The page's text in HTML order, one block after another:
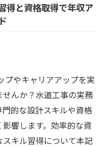
得と資格取得で年収ア
プやキャリアアップを実
んか？水道工事の実務
的な設計スキルや資格
響します。効率的な資
キル習得について本記